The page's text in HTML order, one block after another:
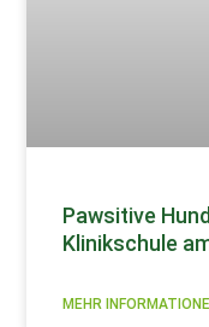
Pawsitive
Klinikschule
MEHR